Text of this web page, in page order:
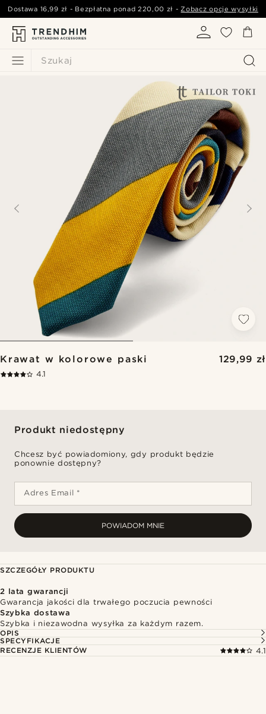
Szukaj
Dostawa 16,99 zł - Bezpłatna ponad220,00 zł -Zobacz opcje wysyłki
Krawat w kolorowe paski 129,99 zł
4.1
Produkt niedostępny
Chcesz być powiadomiony, gdy produkt będzie
ponownie dostępny?
Adres Email *
POWIADOM MNIE
SZCZEGÓŁY PRODUKTU
2 lata gwarancji
Gwarancja jakości dla trwałego poczucia pewności
Szybka dostawa
Szybka i niezawodna wysyłka za każdym razem.
OPIS
SPECYFIKACJE
RECENZJE KLIENTÓW
4.1